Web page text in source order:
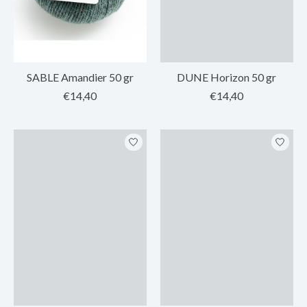
SABLE Amandier 50 gr
€14,40
DUNE Horizon 50 gr
€14,40